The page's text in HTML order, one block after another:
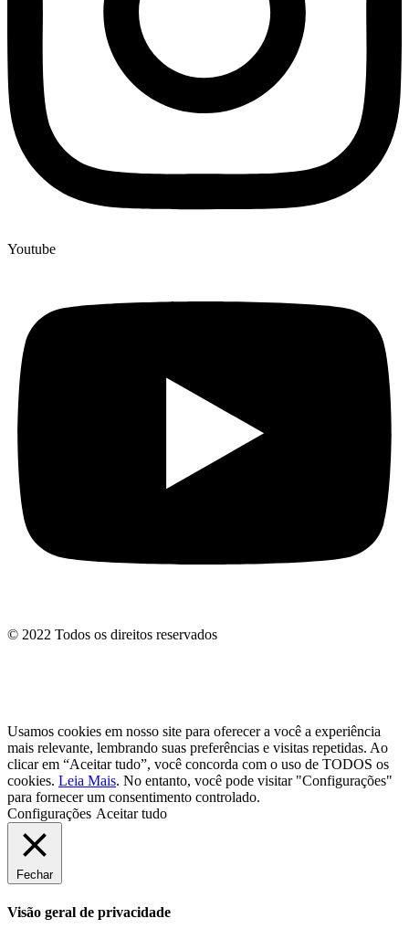
Youtube
© 2022 Todos os direitos reservados
Usamos cookies em nosso site para oferecer a você a experiência
mais relevante, lembrando suas preferências e visitas repetidas. Ao
clicar em “Aceitar tudo”, você concorda com o uso de TODOS os
cookies. Leia Mais. No entanto, você pode visitar "Configurações"
para fornecer um consentimento controlado.
Configurações Aceitar tudo
Fechar
Visão geral de privacidade